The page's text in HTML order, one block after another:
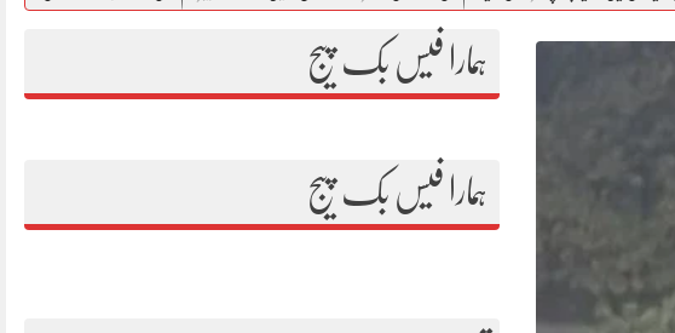
ہمارا فیس بک پیج
ہمارا فیس بک پیج